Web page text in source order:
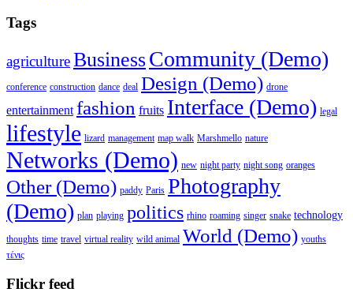
Tags
agricultureBusinessCommunity (Demo)
conference construction dance deal Design (Demo) drone
entertainment fashion fruits Interface (Demo) legal
lifestyle lizard management map walk Marshmello nature
Networks (Demo) new night party night song oranges
Other (Demo) paddy Paris Photography
(Demo) plan playing politics rhino roaming singer snake technology
thoughts time travel virtual reality wild animal World (Demo) youths
τένις
Flickr feed